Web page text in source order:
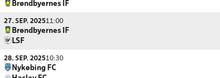
Brøndbyernes IF
27. SEP. 202511:00
Brøndbyernes IF
LSF
28. SEP. 202510:30
Nykøbing FC